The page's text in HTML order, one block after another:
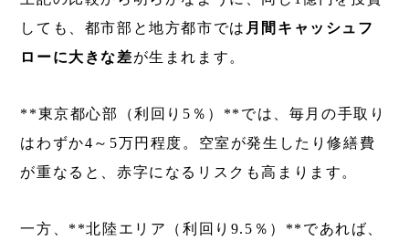
しても、都市部と地方都市では 月間キャッシュフ
ローに大きな差が生まれます。
**東京都心部（利回り5％）**では、毎月の手取り
はわずか4～5万円程度。空室が発生したり修繕費
が重なると、赤字になるリスクも高まります。
一方、**北陸エリア（利回り9.5％）**であれば、